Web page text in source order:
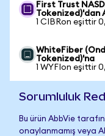
First Trust
Tokenized)'dan
1 CIBRon eşittir
WhiteFiber
Tokenized)'na
1 WYFIon eşittir
Sorumluluk
Bu ürün AbbVie
onaylanmamış veya